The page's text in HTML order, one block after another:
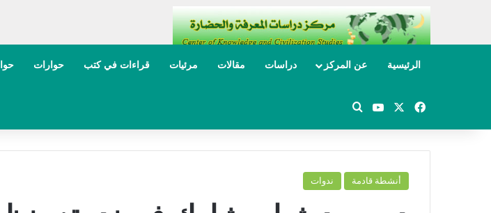
الرئيسية عن المركز دراسات مقالات مرئيات قراءات في كتب حوارات
فيسبوك ‫YouTube
أنشطة قادمة ندوات